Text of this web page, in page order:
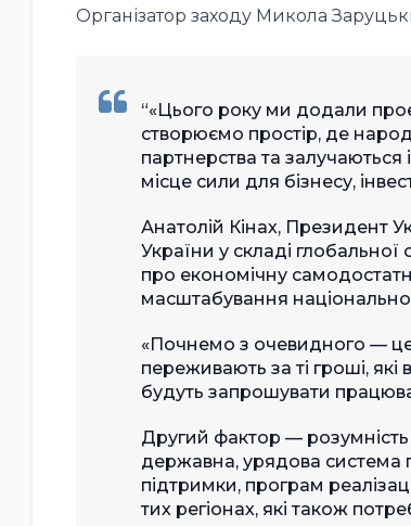
Організатор заходу Микола
«Цього року ми додали
створюємо простір, де
партнерства та
місце сили для бізнесу,
Анатолій Кінах, Президент
України у складі глобальної
про економічну
масштабування
«Почнемо з очевидного — це
переживають за ті гроші,
будуть запрошувати
Другий фактор —
державна, урядова система
підтримки, програм
тих регіонах, які також